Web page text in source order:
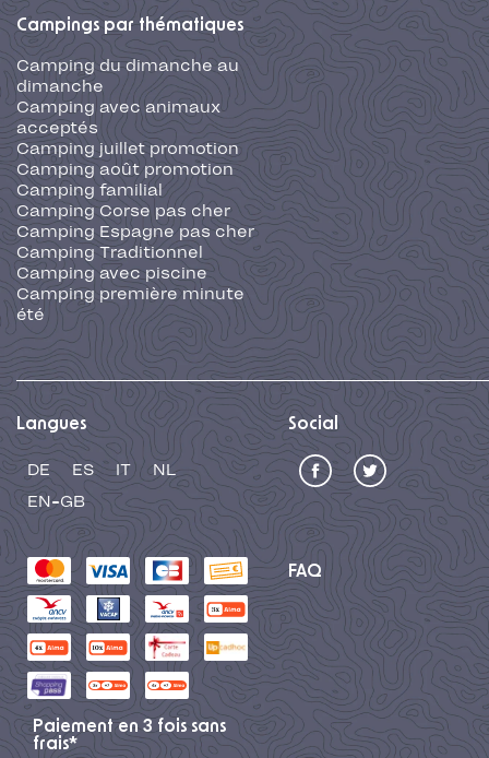
Campings par thématiques
Camping du dimanche au
dimanche
Camping avec animaux
acceptés
Camping juillet promotion
Camping août promotion
Camping familial
Camping Corse pas cher
Camping Espagne pas cher
Camping Traditionnel
Camping avec piscine
Camping première minute
été
Langues
DE ES IT
NL
EN-GB
Social
FAQ
Paiement en 3 fois sans
frais*